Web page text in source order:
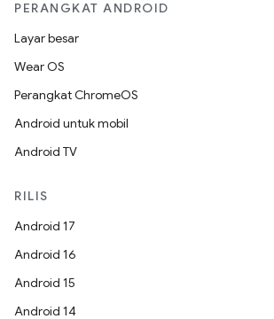
PERANGKAT ANDROID
Layar besar
Wear OS
Perangkat ChromeOS
Android untuk mobil
Android TV
RILIS
Android 17
Android 16
Android 15
Android 14